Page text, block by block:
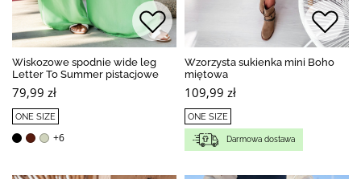
Wiskozowe spodnie wide leg
Letter To Summer pistacjowe
79,99 zł
ONE SIZE
+6
Wzorzysta sukienka mini Boho
miętowa
109,99 zł
ONE SIZE
Darmowa dostawa